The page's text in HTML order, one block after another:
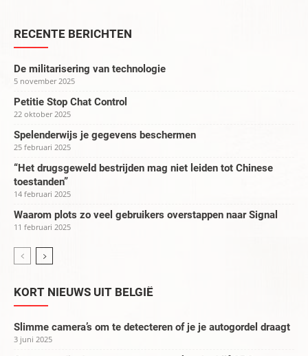
RECENTE BERICHTEN
De militarisering van technologie
5 november 2025
Petitie Stop Chat Control
22 oktober 2025
Spelenderwijs je gegevens beschermen
25 februari 2025
“Het drugsgeweld bestrijden mag niet leiden tot Chinese
toestanden”
14 februari 2025
Waarom plots zo veel gebruikers overstappen naar Signal
11 februari 2025
KORT NIEUWS UIT BELGIË
Slimme camera’s om te detecteren of je je autogordel draagt
3 juni 2025